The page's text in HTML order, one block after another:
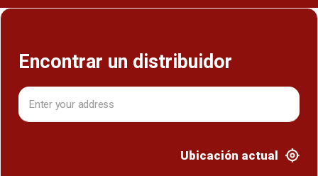
Encontrar un distribuidor
Ubicación actual